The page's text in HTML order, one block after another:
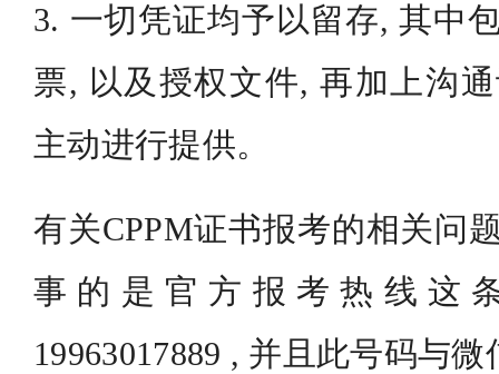
3. 一切凭证均予以留存, 其中
票, 以及授权文件, 再加上沟
主动进行提供。
有关CPPM证书报考的相关问
事的是官方报考热线这
19963017889 , 并且此号码与